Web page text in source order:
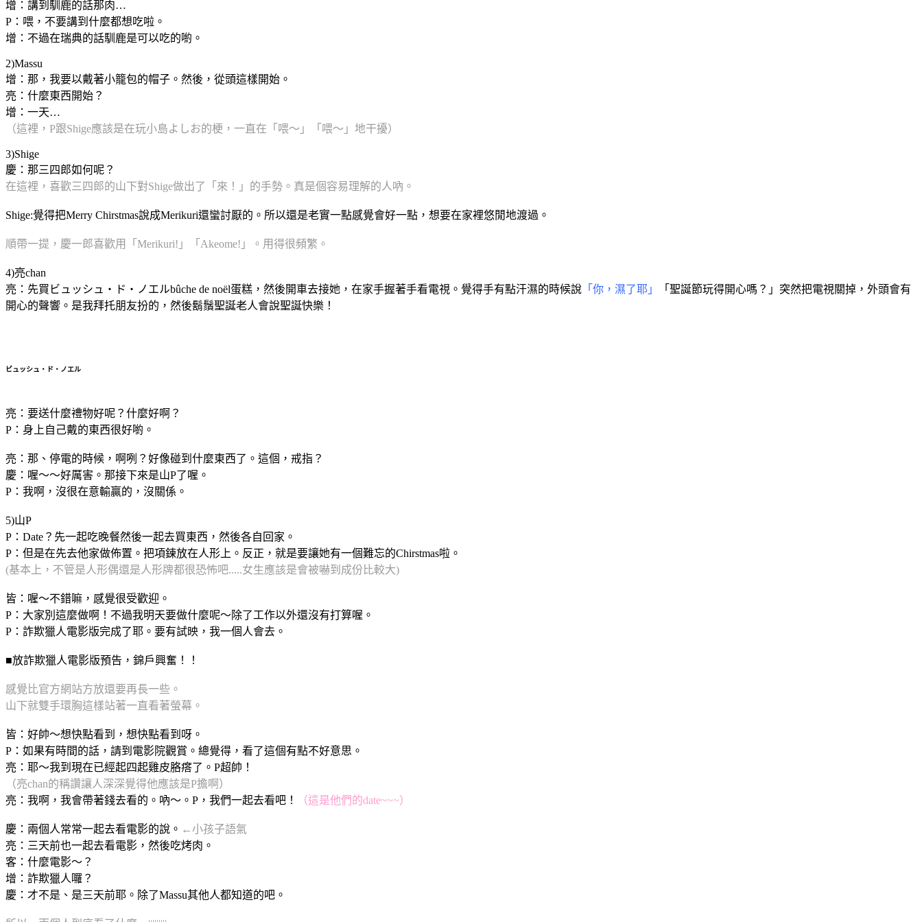
增：講到馴鹿的話那肉…
P：喂，不要講到什麼都想吃啦。
增：不過在瑞典的話馴鹿是可以吃的喲。
2)Massu
增：那，我要以戴著小籠包的帽子。然後，從頭這樣開始。
亮：什麼東西開始？
增：一天…
（這裡，P跟Shige應該是在玩小島よしお的梗，一直在「喂～」「喂～」地干擾）
3)Shige
慶：那三四郎如何呢？
在這裡，喜歡三四郎的山下對Shige做出了「來！」的手勢。真是個容易理解的人吶。
Shige:覺得把Merry Chirstmas說成Merikuri還蠻討厭的。所以還是老實一點感覺會好一點，想要在家裡悠閒地渡過。
順帶一提，慶一郎喜歡用「Merikuri!」「Akeome!」。用得很頻繁。
4)亮chan
亮：先買ビュッシュ・ド・ノエルbûche de noël蛋糕，然後開車去接她，在家手握著手看電視。覺得手有點汗濕的時候說 「你，濕了耶」
「聖誕節玩得開心嗎？」突然把電視關掉，外頭會有
開心的聲響。是我拜托朋友扮的，然後鬍鬚聖誕老人會說聖誕快樂！
ビュッシュ・ド・ノエル
亮：要送什麼禮物好呢？什麼好啊？
P：身上自己戴的東西很好喲。
亮：那、停電的時候，啊咧？好像碰到什麼東西了。這個，戒指？
慶：喔～～好厲害。那接下來是山P了喔。
P：我啊，沒很在意輸贏的，沒關係。
5)山P
P：Date？先一起吃晚餐然後一起去買東西，然後各自回家。
P：但是在先去他家做佈置。把項鍊放在人形上。反正，就是要讓她有一個難忘的Chirstmas啦。
(基本上，不管是人形偶還是人形牌都很恐怖吧.....女生應該是會被嚇到成份比較大)
皆：喔～不錯嘛，感覺很受歡迎。
P：大家別這麼做啊！不過我明天要做什麼呢～除了工作以外還沒有打算喔。
P：詐欺獵人電影版完成了耶。要有試映，我一個人會去。
■放詐欺獵人電影版預告，錦戶興奮！！
感覺比官方網站方放還要再長一些。
山下就雙手環胸這樣站著一直看著螢幕。
皆：好帥～想快點看到，想快點看到呀。
P：如果有時間的話，請到電影院觀賞。總覺得，看了這個有點不好意思。
亮：耶～我到現在已經起四起雞皮胳瘩了。P超帥！
（亮chan的稱讚讓人深深覺得他應該是P擔啊）
亮：我啊，我會帶著錢去看的。吶～。P，我們一起去看吧！
（這是他們的date~~~）
慶：兩個人常常一起去看電影的說。 ←小孩子語氣
亮：三天前也一起去看電影，然後吃烤肉。
客：什麼電影～？
增：詐欺獵人囉？
慶：才不是、是三天前耶。除了Massu其他人都知道的吧。